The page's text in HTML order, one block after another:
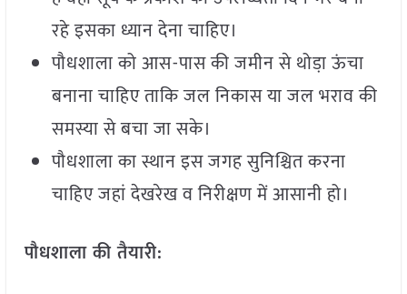
रहे इसका ध्यान देना चाहिए।
पौधशाला को आस-पास की जमीन से थोडा़ ऊंचा
बनाना चाहिए ताकि जल निकास या जल भराव की
समस्या से बचा जा सके।
पौधशाला का स्थान इस जगह सुनिश्चित करना
चाहिए जहां देखरेख व निरीक्षण में आसानी हो।
पौधशाला की तैयारी: